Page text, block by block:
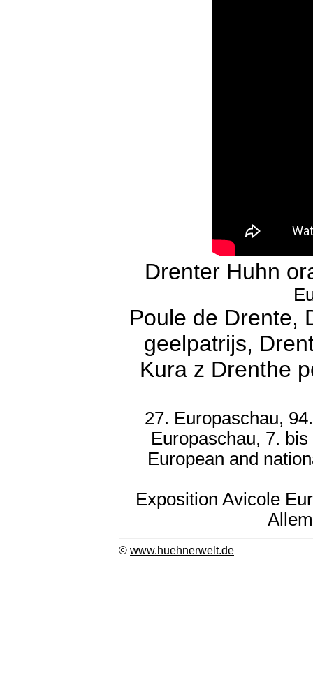
Drenter Huhn
Poule de Drente,
geelpatrijs,
Kura z Drenthe
27. Europaschau,
Europaschau, 7.
European and
Exposition Avicole
© www.huehnerwelt.de